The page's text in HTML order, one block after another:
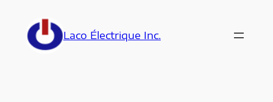
contenu
Laco Électrique Inc.